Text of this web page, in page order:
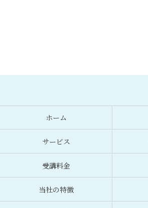
ホーム
サービス
受講料金
当社の特徴